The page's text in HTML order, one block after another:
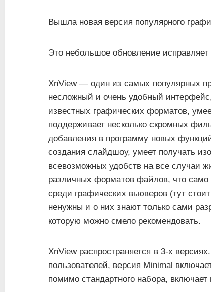
Вышла новая версия популярного
Это небольшое обновление
XnView — один из самых популярных
несложный и очень удобный
известных графических форматов,
поддерживает несколько скромных
добавления в программу новых
создания слайдшоу, умеет получать
всевозможных удобств на все случаи
различных форматов файлов, что само
среди графических вьюверов (тут
ненужны и о них знают только сами
которую можно смело рекомендовать.
XnView распространяется в 3-х
пользователей, версия Minimal
помимо стандартного набора,